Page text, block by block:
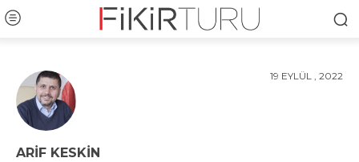
19 EYLÜL , 2022
ARIF KESKIN